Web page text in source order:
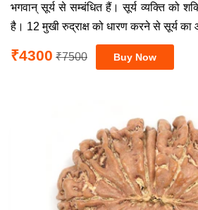
भगवान् सूर्य से सम्बंधित हैं। सूर्य व्यक्ति को
है। 12 मुखी रुद्राक्ष को धारण करने से सूर्य का
₹4300 ₹7500